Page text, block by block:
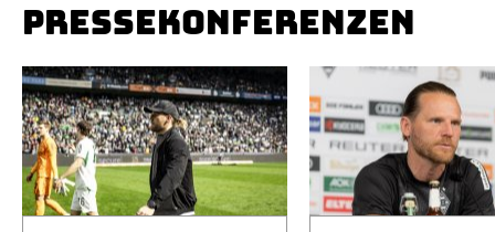
PRESSEKONFERENZEN